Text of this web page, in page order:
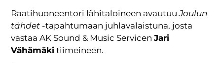
Raatihuoneentori lähitaloineen avautuuJoulun
tähdet -tapahtumaan juhlavalaistuna, josta
vastaa AK Sound & Music ServicenJari
Vähämäki tiimeineen.